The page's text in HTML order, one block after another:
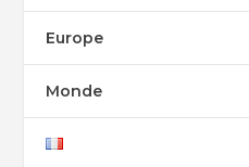
Europe
Monde